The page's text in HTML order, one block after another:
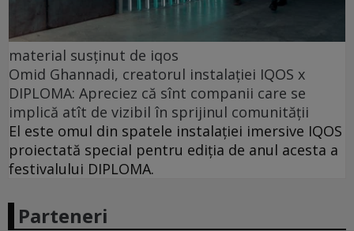
material susținut de iqos
Omid Ghannadi, creatorul instalației IQOS x
DIPLOMA: Apreciez că sînt companii care se
implică atît de vizibil în sprijinul comunității
El este omul din spatele instalației imersive IQOS
proiectată special pentru ediția de anul acesta a
festivalului DIPLOMA.
Parteneri